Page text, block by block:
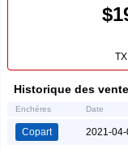
Historique des
Enchères Date
Copart 2021-04-